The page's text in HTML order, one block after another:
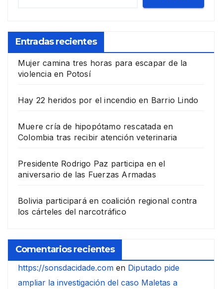
Entradas recientes
Mujer camina tres horas para escapar de la
violencia en Potosí
Hay 22 heridos por el incendio en Barrio Lindo
Muere cría de hipopótamo rescatada en
Colombia tras recibir atención veterinaria
Presidente Rodrigo Paz participa en el
aniversario de las Fuerzas Armadas
Bolivia participará en coalición regional contra
los cárteles del narcotráfico
Comentarios recientes
https://sonsdacidade.com en Diputado pide
ampliar la investigación del caso Maletas a